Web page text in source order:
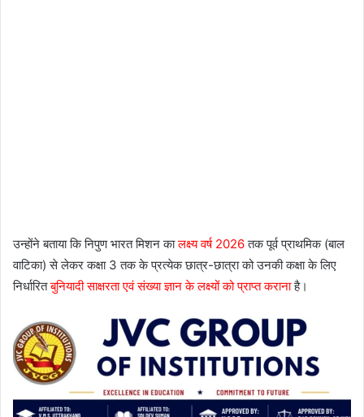
उन्होंने बताया कि निपुण भारत मिशन कालक्ष्य वर्ष 2026तक पूर्व प्राथमिक (बाल
वाटिका) से लेकर कक्षा 3 तक के प्रत्येक छात्र-छात्रा को उनकी कक्षा के लिए
निर्धारितबुनियादी साक्षरता एवं संख्या ज्ञान के लक्ष्यों को प्राप्त करानाहै।